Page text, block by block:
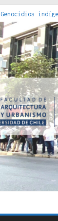
Genocidios
Estudios sobre
Donde el
Criterios
Red de